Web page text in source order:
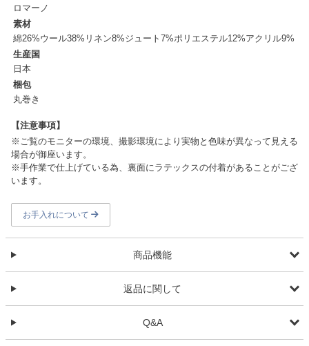
ロマーノ
素材
綿26%ウール38%リネン8%ジュート7%ポリエステル12%アクリル9%
生産国
日本
梱包
丸巻き
【注意事項】
※ご覧のモニターの環境、撮影環境により実物と色味が異なって見える
場合が御座います。
※手作業で仕上げている為、裏面にラテックスの付着があることがござ
います。
お手入れについて
商品機能
返品に関して
Q&A